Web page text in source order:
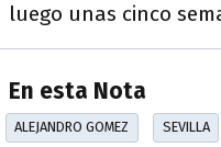
luego unas cinco
En esta Nota
ALEJANDRO GOMEZ SEVILLA